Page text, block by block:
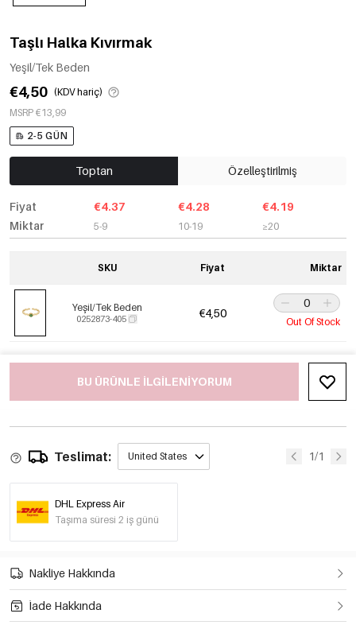
Taşlı Halka Kıvırmak
Yeşil/Tek Beden
€4,50 (KDV hariç)
MSRP €13,99
2-5 GÜN
Toptan Özelleştirilmiş
Fiyat
Miktar
€4.37
5-9
€4.28
10-19
€4.19
≥20
SKU Fiyat Miktar
Yeşil/Tek Beden
0252873-405 €4,50
Out Of Stock
BU ÜRÜNLE ILGILENIYORUM
Teslimat: United States 1/1
DHL Express Air
Taşıma süresi 2 iş günü
Nakliye Hakkında
İade Hakkında